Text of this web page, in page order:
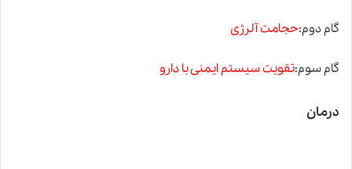
گام دوم:حجامت آلرژی
گام سوم:تقویت سیستم ایمنی با دارو
درمان